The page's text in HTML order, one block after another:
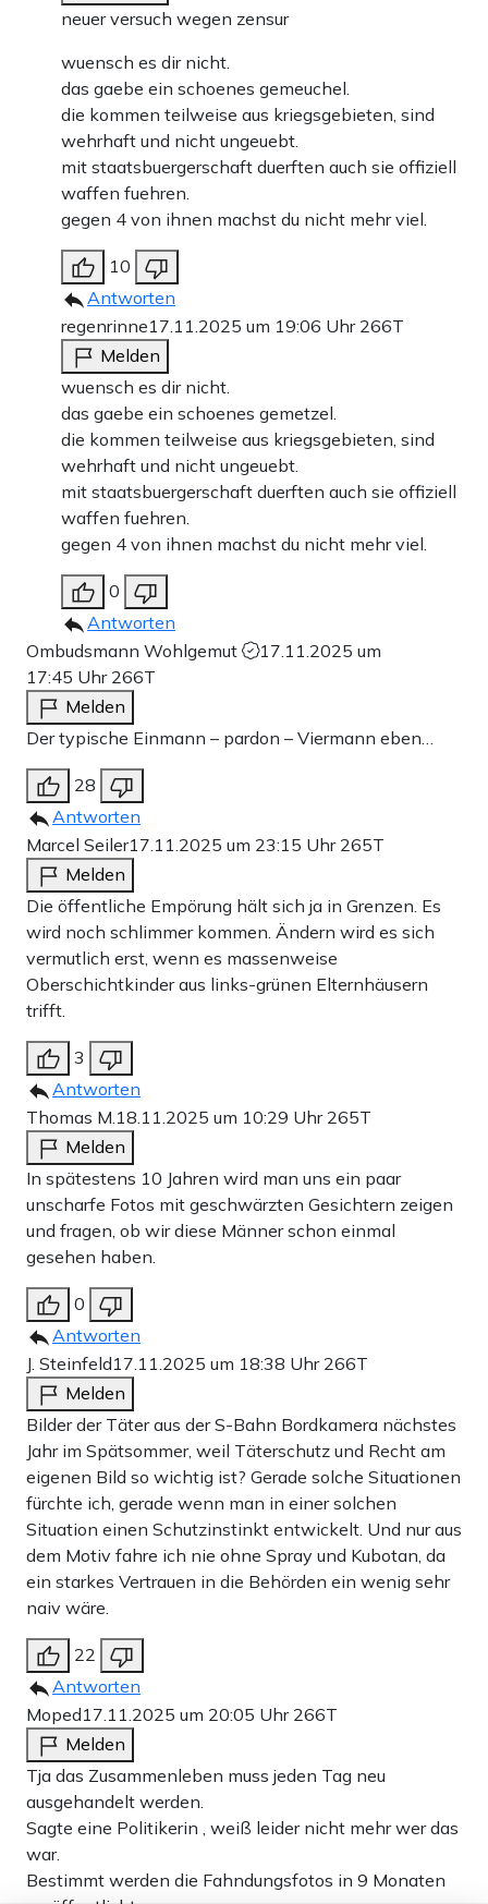
neuer versuch wegen zensur
wuensch es dir nicht.
das gaebe ein schoenes gemeuchel.
die kommen teilweise aus kriegsgebieten, sind
wehrhaft und nicht ungeuebt.
mit staatsbuergerschaft duerften auch sie offiziell
waffen fuehren.
gegen 4 von ihnen machst du nicht mehr viel.
10
Antworten
regenrinne17.11.2025 um 19:06 Uhr 266T
Melden
wuensch es dir nicht.
das gaebe ein schoenes gemetzel.
die kommen teilweise aus kriegsgebieten, sind
wehrhaft und nicht ungeuebt.
mit staatsbuergerschaft duerften auch sie offiziell
waffen fuehren.
gegen 4 von ihnen machst du nicht mehr viel.
0
Antworten
Ombudsmann Wohlgemut
17.11.2025 um
17:45 Uhr 266T
Melden
Der typische Einmann – pardon – Viermann eben…
28
Antworten
Marcel Seiler17.11.2025 um 23:15 Uhr 265T
Melden
Die öffentliche Empörung hält sich ja in Grenzen. Es
wird noch schlimmer kommen. Ändern wird es sich
vermutlich erst, wenn es massenweise
Oberschichtkinder aus links-grünen Elternhäusern
trifft.
3
Antworten
Thomas M.18.11.2025 um 10:29 Uhr 265T
Melden
In spätestens 10 Jahren wird man uns ein paar
unscharfe Fotos mit geschwärzten Gesichtern zeigen
und fragen, ob wir diese Männer schon einmal
gesehen haben.
0
Antworten
J. Steinfeld17.11.2025 um 18:38 Uhr 266T
Melden
Bilder der Täter aus der S-Bahn Bordkamera nächstes
Jahr im Spätsommer, weil Täterschutz und Recht am
eigenen Bild so wichtig ist? Gerade solche Situationen
fürchte ich, gerade wenn man in einer solchen
Situation einen Schutzinstinkt entwickelt. Und nur aus
dem Motiv fahre ich nie ohne Spray und Kubotan, da
ein starkes Vertrauen in die Behörden ein wenig sehr
naiv wäre.
22
Antworten
Moped17.11.2025 um 20:05 Uhr 266T
Melden
Tja das Zusammenleben muss jeden Tag neu
ausgehandelt werden.
Sagte eine Politikerin , weiß leider nicht mehr wer das
war.
Bestimmt werden die Fahndungsfotos in 9 Monaten